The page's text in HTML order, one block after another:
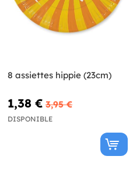
8 assiettes hippie (23cm)
1,38 € 3,95 €
DISPONIBLE